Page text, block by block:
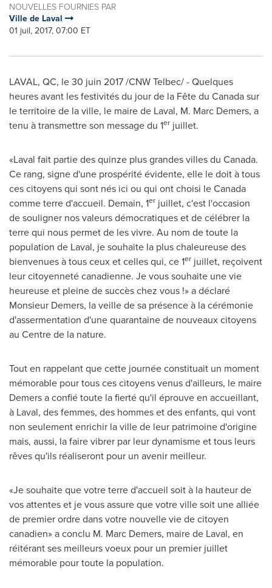
NOUVELLES FOURNIES PAR
Ville de Laval
01 juil, 2017, 07:00 ET
LAVAL, QC, le 30 juin 2017 /CNW Telbec/ - Quelques
heures avant les festivités du jour de la Fête du Canadasur
le territoire de la ville, le maire de Laval, M. Marc Demers, a
tenu à transmettre son message du 1er juillet.
«Laval fait partie des quinze plus grandes villes du Canada.
Ce rang, signe d'une prospérité évidente, elle le doit à tous
ces citoyens qui sont nés ici ou qui ont choisi leCanada
comme terre d'accueil. Demain, 1er juillet, c'est l'occasion
de souligner nos valeurs démocratiques et de célébrer la
terre qui nous permet de les vivre. Au nom de toute la
population de Laval, je souhaite la plus chaleureuse des
bienvenues à tous ceux et celles qui, ce 1er juillet, reçoivent
leur citoyenneté canadienne. Je vous souhaite une vie
heureuse et pleine de succès chez vous !» a déclaré
Monsieur Demers, la veille de sa présence à la cérémonie
d'assermentation d'une quarantaine de nouveaux citoyens
au Centre de la nature.
Tout en rappelant que cette journée constituait un moment
mémorable pour tous ces citoyens venus d'ailleurs, le maire
Demers a confié toute la fierté qu'il éprouve en accueillant,
à Laval, des femmes, des hommes et des enfants, qui vont
non seulement enrichir la ville de leur patrimoine d'origine
mais, aussi, la faire vibrer par leur dynamisme et tous leurs
rêves qu'ils réaliseront pour un avenir meilleur.
«Je souhaite que votre terre d'accueil soit à la hauteur de
vos attentes et je vous assure que votre ville soit une alliée
de premier ordre dans votre nouvelle vie de citoyen
canadien» a conclu M. Marc Demers, maire de Laval, en
réitérant ses meilleurs voeux pour un premier juillet
mémorable pour toute la population.